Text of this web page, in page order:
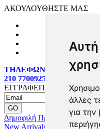
Αυτή
άλλες
για την
ΑΚΟΥΛΟΥΘΗΣΤΕ ΜΑΣ
ΤΗΛΕΦΩΝΙΚΕΣ
210 7700925
ΕΓΓΡΑΦΕΙΤΕ MAILING
Δημοφιλή Προϊόντα
New Arrivals